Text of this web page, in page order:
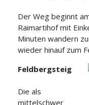
Der Weg beginnt
Raimartihof mit
Minuten wandern
wieder hinauf zum
Feldbergsteig
Die als
mittelschwer